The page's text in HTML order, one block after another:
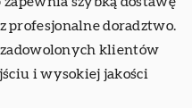
profesjonalne doradztwo.
klientów
i wysokiej jakości